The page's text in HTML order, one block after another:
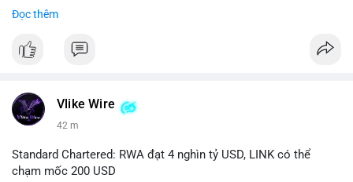
tăng gần 3% khi Iran-Oman hứa mở lại eo Hormuz, giảm lo ngại
lớn khác. Đáng chú ý, thanh lý Short chiếm tới 81,7% tổng 35,7
triệu USD thanh lý trong 24h, cho thấy phe bán đang yếu thế.
- DeFi & Công nghệ: Standard Chartered dự báo thị trường RWA
sẽ bùng nổ lên 4 nghìn tỷ USD, kéo theo giá trị token LINK có
Đọc thêm
Vlike Wire
42 m
Standard Chartered: RWA đạt 4 nghìn tỷ USD, LINK có thể
chạm mốc 200 USD